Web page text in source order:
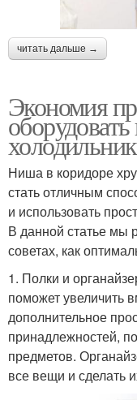
читать дальше →
Экономия
Ниша в коридоре
стать отличным
и использовать
В данной статье мы
советах, как
1. Полки и
поможет увеличить
дополнительное
принадлежностей,
предметов.
все вещи и сделать